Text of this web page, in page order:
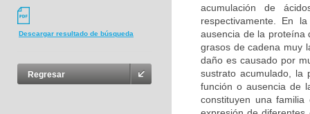
Descargar resultado de búsqueda
Regresar
acumulación de
respectivamente. En
ausencia de la proteína
grasos de cadena muy
daño es causado por
sustrato acumulado, la
función o ausencia de
constituyen una